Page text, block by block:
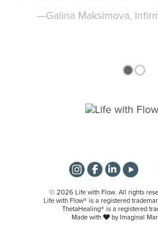
••
—Galina Maksimova,
© 2026 Life with Flow. All rights
Life with Flow® is a registered
ThetaHealing® is a registered
Made with
byImaginal